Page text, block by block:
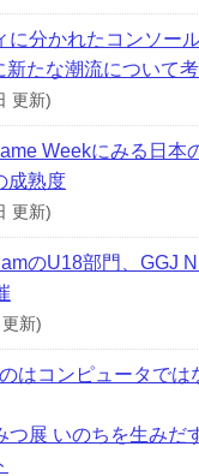
に分かれたコンソー
新たな潮流について
更新)
Weekにみる日本
成熟度
更新)
のU18部門、GGJ
新)
はコンピュータでは
つ展 いのちを生みだ